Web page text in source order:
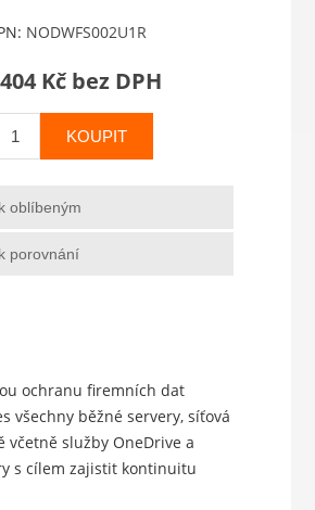
NODWFS002U1R
Kč bez DPH
KOUPIT
oblíbeným
porovnání
ochranu firemních dat
všechny běžné servery, síťová
včetně služby OneDrive a
s cílem zajistit kontinuitu